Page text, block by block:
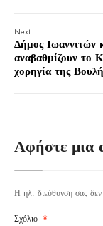
Next:
Δήμος
αναβαθμίζουν το
χορηγία της
Αφήστε μια
Η ηλ. διεύθυνση σας δεν
Σχόλιο *